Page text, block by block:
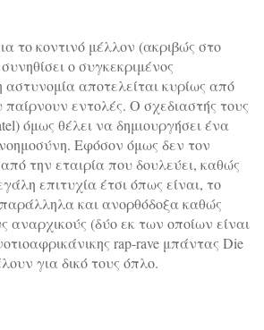
το κοντινό μέλλον (ακριβώς στο
ο συγκεκριμένος
αστυνομία αποτελείται κυρίως από
εντολές. Ο σχεδιαστής τους
όμως θέλει να δημιουργήσει ένα
Εφόσον όμως δεν τον
την εταιρία που δουλεύει, καθώς
επιτυχία έτσι όπως είναι, το
και ανορθόδοξα καθώς
αναρχικούς (δύο εκ των οποίων είναι
rap-rave μπάντας Die
για δικό τους όπλο.